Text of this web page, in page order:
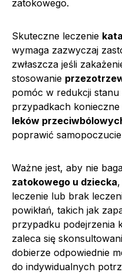
zatokowego.
Skuteczne leczenie
wymaga zazwyczaj
zwłaszcza jeśli
stosowanie
pomóc w redukcji
przypadkach
leków
poprawić
Ważne jest, aby nie
zatokowego u dziecka
leczenie lub brak
powikłań, takich jak
przypadku podejrzenia
zaleca się
dobierze odpowiednie
do indywidualnych